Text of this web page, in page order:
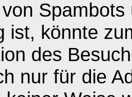
ist, könnte
des
nur für die